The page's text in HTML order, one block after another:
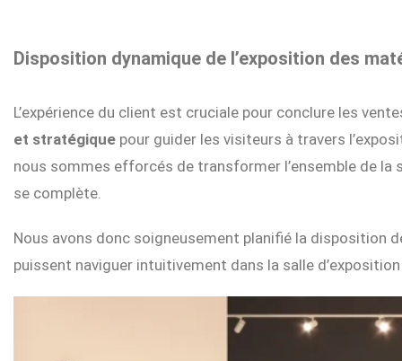
Disposition dynamique de l’exposition des
L’expérience du client est cruciale pour conclure les
et stratégique pour guider les visiteurs à travers
nous sommes efforcés de transformer l’ensemble de la
se complète.
Nous avons donc soigneusement planifié la disposition
puissent naviguer intuitivement dans la salle d’exposition